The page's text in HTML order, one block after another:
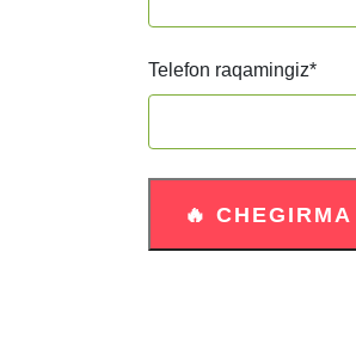
Telefon raqamingiz*